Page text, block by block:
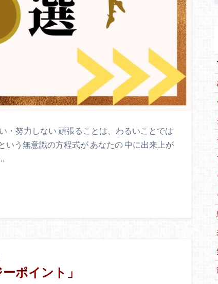
・努力しない 頑張ることは、わるいことでは
いう無意識の方程式が あなたの 中に出来上が
ポイント」